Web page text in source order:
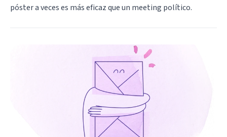
póster a veces es más eficaz que un meeting político.